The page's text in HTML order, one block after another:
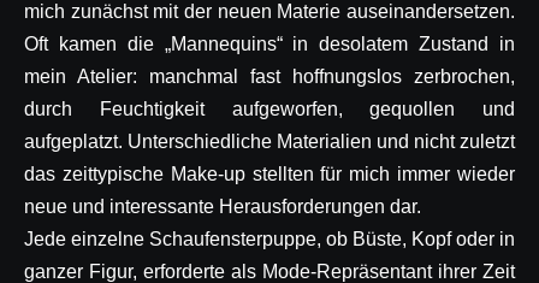
mich zunächst mit der neuen Materie auseinandersetzen.
Oft kamen die „Mannequins“ in desolatem Zustand in
mein Atelier: manchmal fast hoffnungslos zerbrochen,
durch Feuchtigkeit aufgeworfen, gequollen und
aufgeplatzt. Unterschiedliche Materialien und nicht zuletzt
das zeittypische Make-up stellten für mich immer wieder
neue und interessante Herausforderungen dar.
Jede einzelne Schaufensterpuppe, ob Büste, Kopf oder in
ganzer Figur, erforderte als Mode-Repräsentant ihrer Zeit